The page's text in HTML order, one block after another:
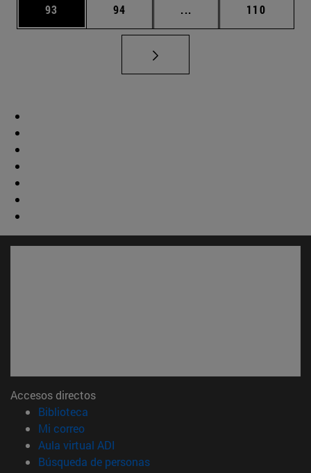
Página
93 Página
94 ... Páginas intermedias
Página
110
Accesos directos
Biblioteca
Mi correo(abre en nueva ventana)
Aula virtual ADI
Búsqueda de personas(abre en nueva ventana)